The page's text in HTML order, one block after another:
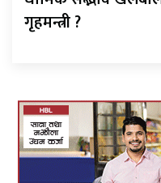
गृहमन्त्री ?